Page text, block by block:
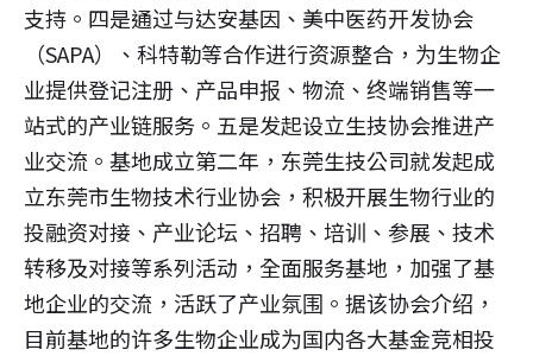
支持。四是通过与达安基因、美中医药开发协会
（SAPA）、科特勒等合作进行资源整合，为生物企
业提供登记注册、产品申报、物流、终端销售等一
站式的产业链服务。五是发起设立生技协会推进产
业交流。基地成立第二年，东莞生技公司就发起成
立东莞市生物技术行业协会，积极开展生物行业的
投融资对接、产业论坛、招聘、培训、参展、技术
转移及对接等系列活动，全面服务基地，加强了基
地企业的交流，活跃了产业氛围。据该协会介绍，
目前基地的许多生物企业成为国内各大基金竞相投